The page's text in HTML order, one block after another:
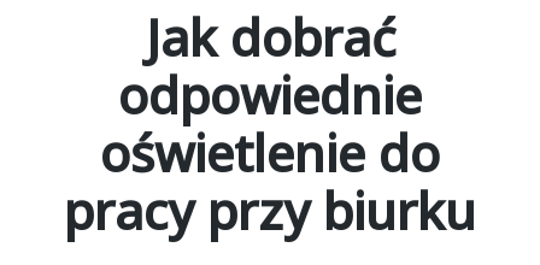
Jak dobrać
odpowiednie
oświetlenie do
pracy przy biurku